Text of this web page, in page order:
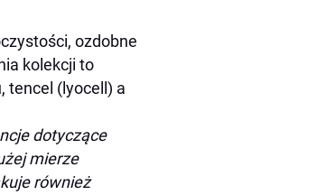
ozdobne
kolekcji to
tencel (lyocell) a
dotyczące
mierze
również